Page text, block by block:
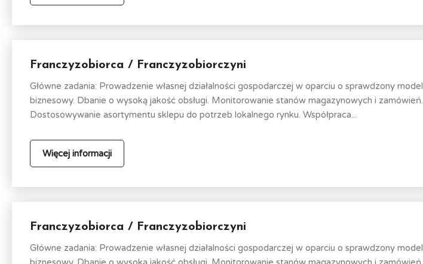
Franczyzobiorca / Franczyzobiorczyni
Główne zadania: Prowadzenie własnej działalności gospodarczej w oparciu o sprawdzony model
biznesowy. Dbanie o wysoką jakość obsługi. Monitorowanie stanów magazynowych i zamówień.
Dostosowywanie asortymentu sklepu do potrzeb lokalnego rynku. Współpraca...
Więcej informacji
Franczyzobiorca / Franczyzobiorczyni
Główne zadania: Prowadzenie własnej działalności gospodarczej w oparciu o sprawdzony model